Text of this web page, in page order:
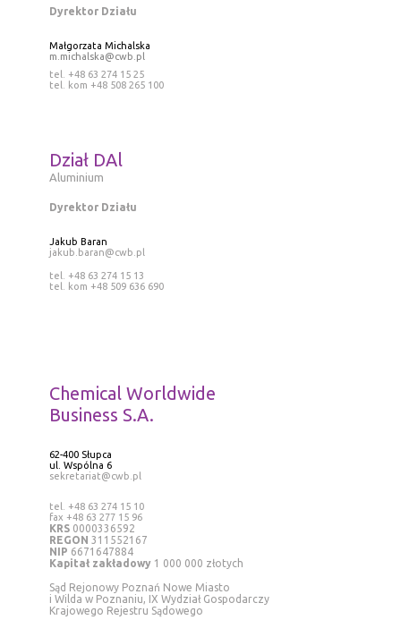
Dyrektor Działu
Małgorzata Michalska
m.michalska@cwb.pl
tel. +48 63 274 15 25
tel. kom +48 508 265 100
Dział DAl
Aluminium
Dyrektor Działu
Jakub Baran
jakub.baran@cwb.pl
tel. +48 63 274 15 13
tel. kom +48 509 636 690
Chemical Worldwide
Business S.A.
62-400 Słupca
ul. Wspólna 6
sekretariat@cwb.pl
tel. +48 63 274 15 10
fax +48 63 277 15 96
KRS0000336592
REGON 311552167
NIP 6671647884
Kapitał zakładowy1 000 000 złotych
Sąd Rejonowy Poznań Nowe Miasto
i Wilda w Poznaniu, IX Wydział Gospodarczy
Krajowego Rejestru Sądowego